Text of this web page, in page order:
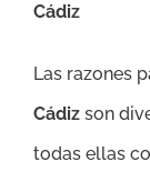
Cádiz
Las razones
Cádiz son
todas ellas